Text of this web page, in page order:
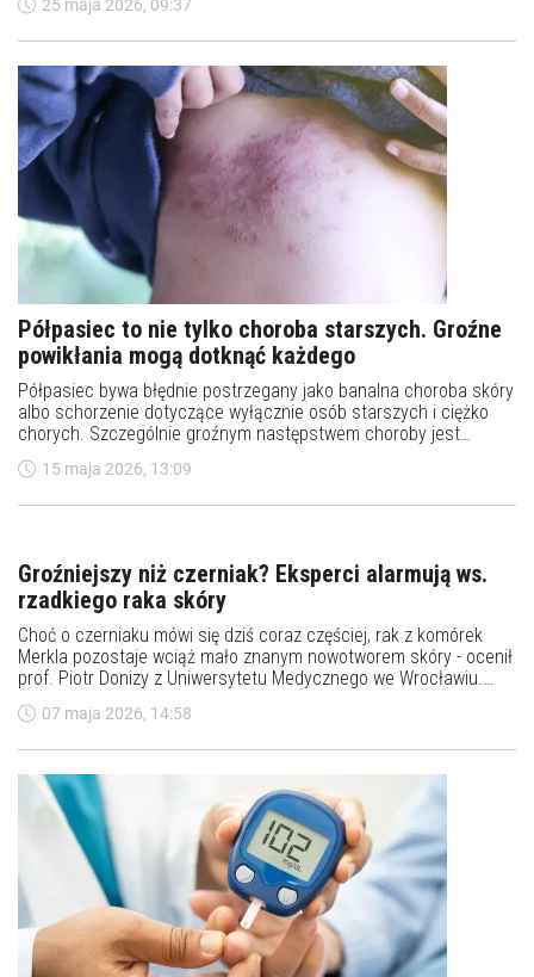
Choroba i utrata zdrowia. Tego obecnie
najbardziej boją się Polacy [RAPORT]
Inflacja wywołuje coraz mniej strachu u Polaków, ale za to
choroby i ryzyko utraty zdrowia (swojego czy bliskich) teraz
najbardziej przerażają. Do tego dochodzą sprawy związane z
terroryzmem i aktualną sytuacją geopolityczną. Co ciekawe, 1%
rodaków uważa, że nie boi się niczego. Analizujemy najnowsze
dane z raportu pt. „Czego obecnie najbardziej boją się Polacy?”
25 maja 2026, 09:37
powikłania mogą dotknąć każdego
Półpasiec bywa błędnie postrzegany jako banalna choroba skóry
albo schorzenie dotyczące wyłącznie osób starszych i ciężko
chorych. Szczególnie groźnym następstwem choroby jest
neuralgia popółpaścowa, która może trwać wiele lat – uważają
eksperci z Uniwersytetu Medycznego we Wrocławiu.
15 maja 2026, 13:09
Groźniejszy niż czerniak? Eksperci alarmują ws.
rzadkiego raka skóry
Choć o czerniaku mówi się dziś coraz częściej, rak z komórek
Merkla pozostaje wciąż mało znanym nowotworem skóry - ocenił
prof. Piotr Donizy z Uniwersytetu Medycznego we Wrocławiu.
Nowe europejskie wytyczne, których profesor jest współtwórcą,
mają pomóc w szybszym i dokładniejszym wykrywaniu tego
nowotworu.
07 maja 2026, 14:58